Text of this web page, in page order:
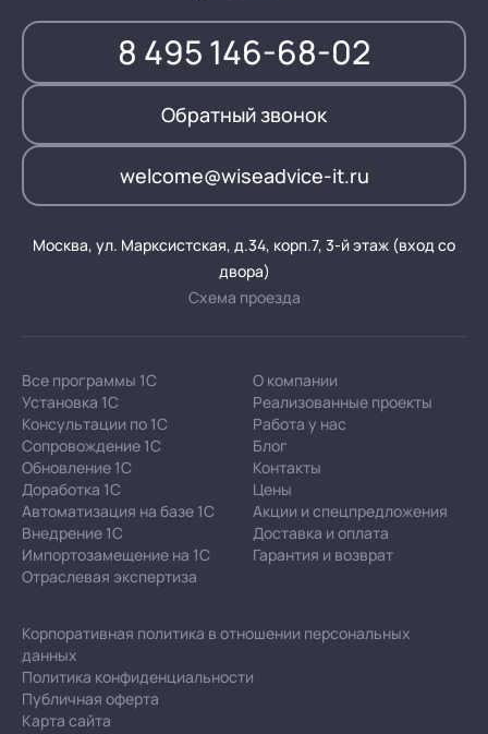
8 495 146-68-02
Обратный звонок
welcome@wiseadvice-it.ru
Москва, ул. Марксистская, д.34, корп.7, 3-й этаж (вход со
двора)
Схема проезда
Все программы 1С
Установка 1С
Консультации по 1С
Сопровождение 1С
Обновление 1С
Доработка 1С
Автоматизация на базе 1С
Внедрение 1С
Импортозамещение на 1С
Отраслевая экспертиза
О компании
Реализованные проекты
Работа у нас
Блог
Контакты
Цены
Акции и спецпредложения
Доставка и оплата
Гарантия и возврат
Корпоративная политика в отношении персональных
данных
Политика конфиденциальности
Публичная оферта
Карта сайта